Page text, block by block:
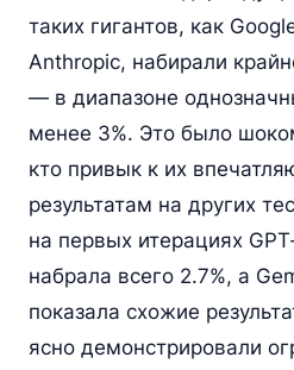
таких гигантов, как
Anthropic, набирали
— в диапазоне
менее 3%. Это было
кто привык к их
результатам на других
на первых итерациях
набрала всего 2.7%, а
показала схожие
ясно демонстрировали